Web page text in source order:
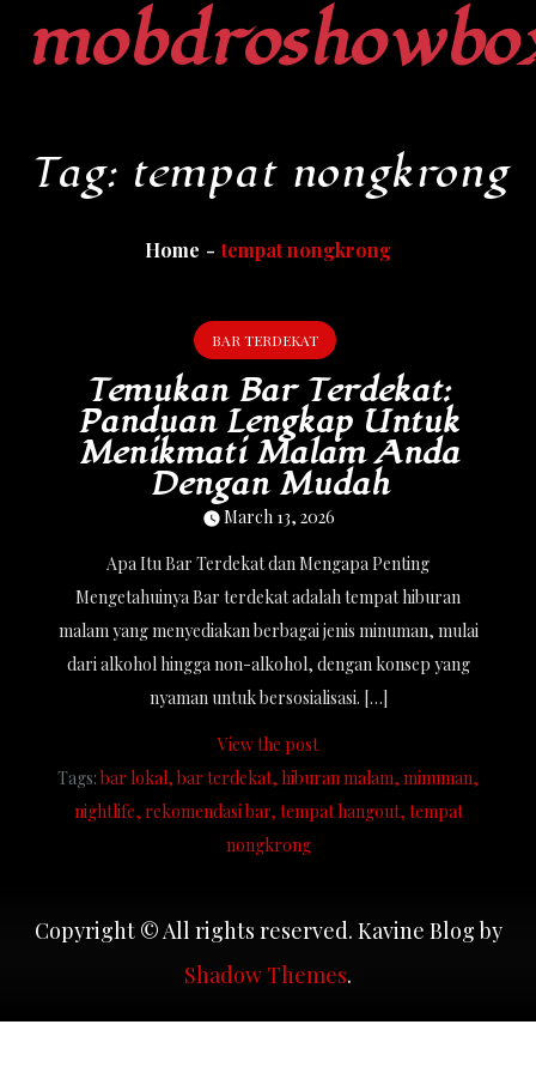
Tag: tempat nongkrong
Home tempat nongkrong
BAR TERDEKAT
Temukan Bar Terdekat:
Panduan Lengkap Untuk
Menikmati Malam Anda
Dengan Mudah
March 13, 2026
Apa Itu Bar Terdekat dan Mengapa Penting
Mengetahuinya Bar terdekat adalah tempat hiburan
malam yang menyediakan berbagai jenis minuman, mulai
dari alkohol hingga non-alkohol, dengan konsep yang
nyaman untuk bersosialisasi. […]
View the post
Tags: bar lokal bar terdekat hiburan malam minuman
nightlife rekomendasi bar tempat hangout tempat
nongkrong
Copyright © All rights reserved. Kavine Blog by
Shadow Themes.